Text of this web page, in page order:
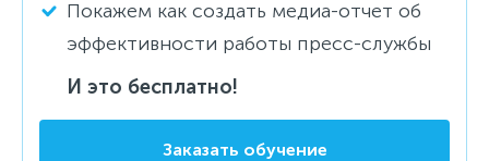
Покажем как создать медиа-отчет об
эффективности работы пресс-службы
И это бесплатно!
Заказать обучение